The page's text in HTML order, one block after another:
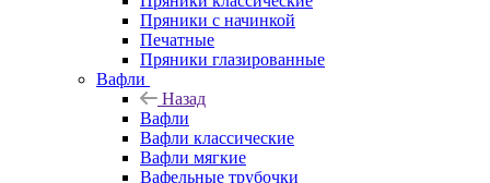
Пряники с начинкой
Печатные
Пряники глазированные
Вафли
Назад
Вафли
Вафли классические
Вафли мягкие
Вафельные трубочки